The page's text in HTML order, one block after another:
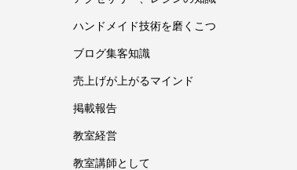
ハンドメイド技術を磨くこつ
ブログ集客知識
売上げが上がるマインド
掲載報告
教室経営
教室講師として